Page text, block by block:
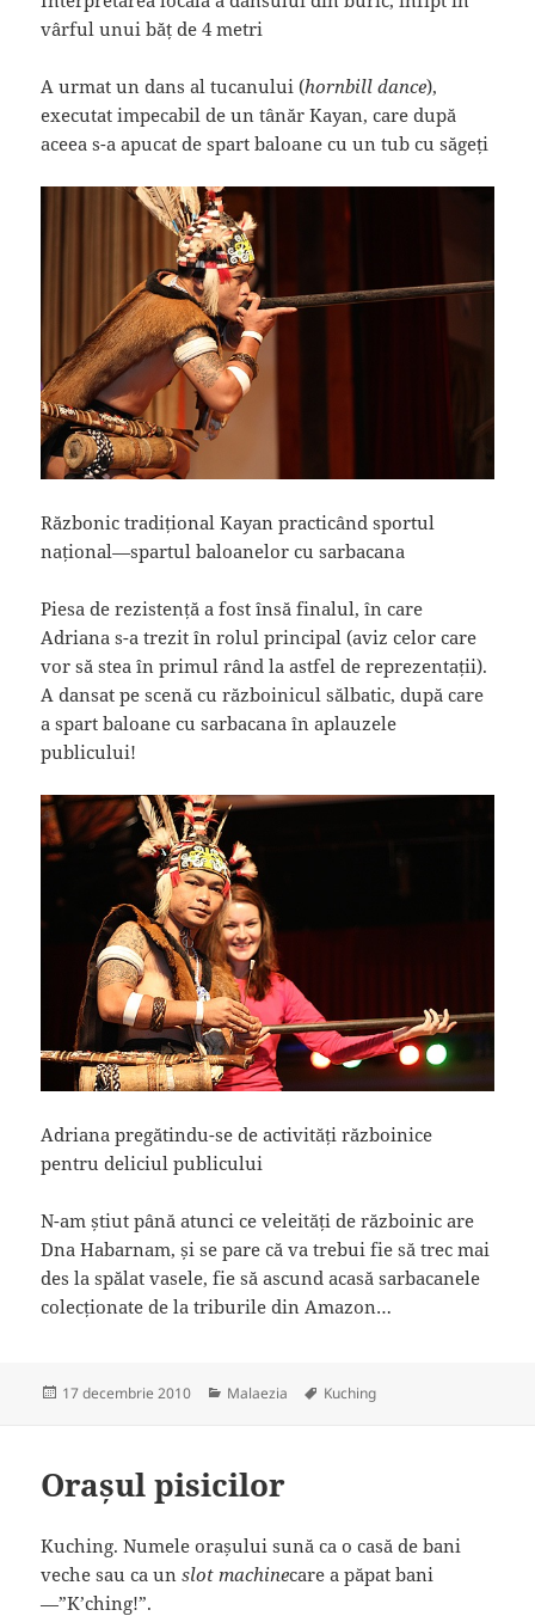
vârful unui băț de 4 metri
A urmat un dans al tucanului (hornbill dance),
executat impecabil de un tânăr Kayan, care după
aceea s-a apucat de spart baloane cu un tub cu săgeți
Războnic tradițional Kayan practicând sportul
național—spartul baloanelor cu sarbacana
Piesa de rezistență a fost însă finalul, în care
Adriana s-a trezit în rolul principal (aviz celor care
vor să stea în primul rând la astfel de reprezentații).
A dansat pe scenă cu războinicul sălbatic, după care
a spart baloane cu sarbacana în aplauzele
publicului!
Adriana pregătindu-se de activități războinice
pentru deliciul publicului
N-am știut până atunci ce veleități de războinic are
Dna Habarnam, și se pare că va trebui fie să trec mai
des la spălat vasele, fie să ascund acasă sarbacanele
colecționate de la triburile din Amazon…
Publicat
17 decembrie 2010 Categorii
Malaezia Etichete
Kuching
Orașul pisicilor
Kuching. Numele orașului sună ca o casă de bani
veche sau ca unslot machinecare a păpat bani
—”K’ching!”.